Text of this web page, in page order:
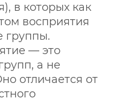
в которых как
восприятия
группы.
— это
а не
отличается от